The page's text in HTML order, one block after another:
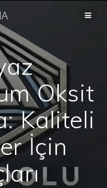
Oksit
Kaliteli
İçin